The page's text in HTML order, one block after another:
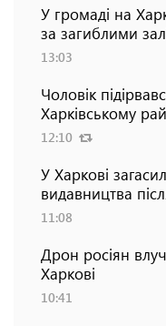
У громаді на
за загиблими
13:03
Чоловік
Харківському
12:10
У Харкові
видавництва
11:08
Дрон росіян
Харкові
10:41